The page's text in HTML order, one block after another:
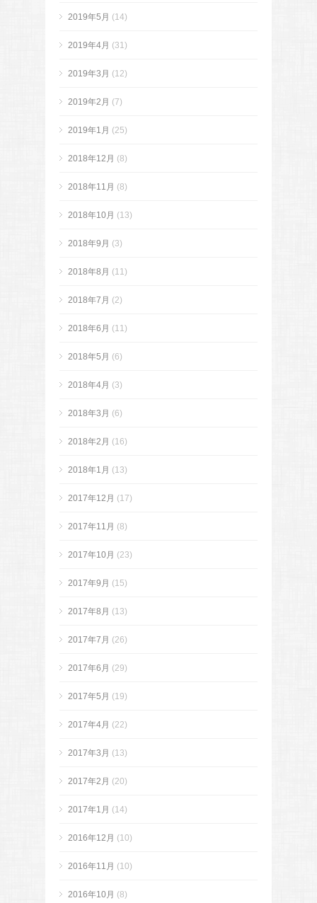
2019年5月 (14)
2019年4月 (31)
2019年3月 (12)
2019年2月 (7)
2019年1月 (25)
2018年12月 (8)
2018年11月 (8)
2018年10月 (13)
2018年9月 (3)
2018年8月 (11)
2018年7月 (2)
2018年6月 (11)
2018年5月 (6)
2018年4月 (3)
2018年3月 (6)
2018年2月 (16)
2018年1月 (13)
2017年12月 (17)
2017年11月 (8)
2017年10月 (23)
2017年9月 (15)
2017年8月 (13)
2017年7月 (26)
2017年6月 (29)
2017年5月 (19)
2017年4月 (22)
2017年3月 (13)
2017年2月 (20)
2017年1月 (14)
2016年12月 (10)
2016年11月 (10)
2016年10月 (8)